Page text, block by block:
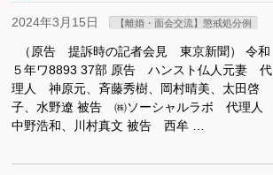
2024年3月15日 【離婚・面会交流】懲戒処分例
（原告 提訴時の記者会見 東京新聞） 令和
５年ワ8893 37部 原告 ハンスト仏人元妻 代
理人 神原元、斉藤秀樹、岡村晴美、太田啓
子、水野遼 被告 ㈱ソーシャルラボ 代理人
中野浩和、川村真文 被告 西牟 …